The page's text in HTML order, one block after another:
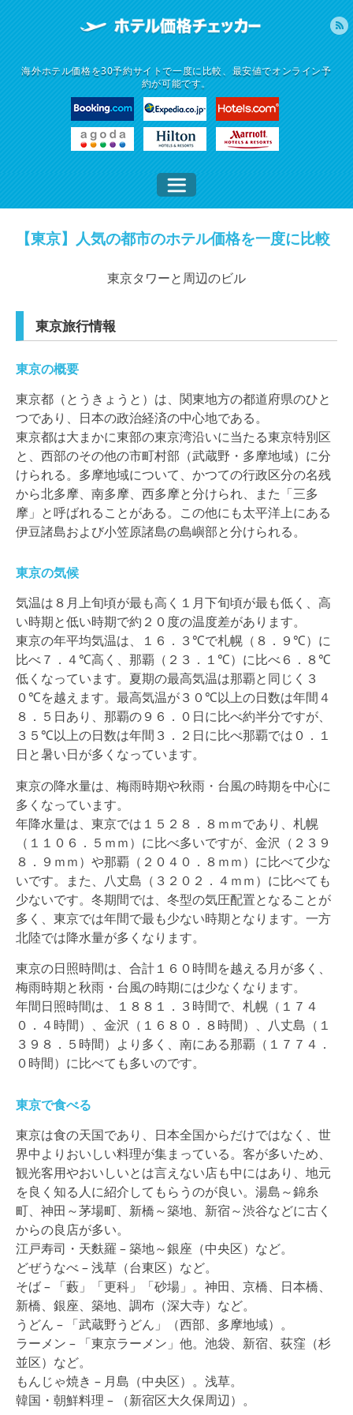
海外ホテル価格を30予約サイトで一度に比較、最安値でオンライン予
約が可能です。
【東京】人気の都市のホテル価格を一度に比較
東京タワーと周辺のビル
東京旅行情報
東京の概要
東京都（とうきょうと）は、関東地方の都道府県のひと
つであり、日本の政治経済の中心地である。
東京都は大まかに東部の東京湾沿いに当たる東京特別区
と、西部のその他の市町村部（武蔵野・多摩地域）に分
けられる。多摩地域について、かつての行政区分の名残
から北多摩、南多摩、西多摩と分けられ、また「三多
摩」と呼ばれることがある。この他にも太平洋上にある
伊豆諸島および小笠原諸島の島嶼部と分けられる。
東京の気候
気温は８月上旬頃が最も高く１月下旬頃が最も低く、高
い時期と低い時期で約２０度の温度差があります。
東京の年平均気温は、１６．３℃で札幌（８．９℃）に
比べ７．４℃高く、那覇（２３．１℃）に比べ６．８℃
低くなっています。夏期の最高気温は那覇と同じく３
０℃を越えます。最高気温が３０℃以上の日数は年間４
８．５日あり、那覇の９６．０日に比べ約半分ですが、
３５℃以上の日数は年間３．２日に比べ那覇では０．１
日と暑い日が多くなっています。
東京の降水量は、梅雨時期や秋雨・台風の時期を中心に
多くなっています。
年降水量は、東京では１５２８．８ｍｍであり、札幌
（１１０６．５ｍｍ）に比べ多いですが、金沢（２３９
８．９ｍｍ）や那覇（２０４０．８ｍｍ）に比べて少な
いです。また、八丈島（３２０２．４ｍｍ）に比べても
少ないです。冬期間では、冬型の気圧配置となることが
多く、東京では年間で最も少ない時期となります。一方
北陸では降水量が多くなります。
東京の日照時間は、合計１６０時間を越える月が多く、
梅雨時期と秋雨・台風の時期には少なくなります。
年間日照時間は、１８８１．３時間で、札幌（１７４
０．４時間）、金沢（１６８０．８時間）、八丈島（１
３９８．５時間）より多く、南にある那覇（１７７４．
０時間）に比べても多いのです。
東京で食べる
東京は食の天国であり、日本全国からだけではなく、世
界中よりおいしい料理が集まっている。客が多いため、
観光客用やおいしいとは言えない店も中にはあり、地元
を良く知る人に紹介してもらうのが良い。湯島～錦糸
町、神田～茅場町、新橋～築地、新宿～渋谷などに古く
からの良店が多い。
江戸寿司・天麩羅 – 築地～銀座（中央区）など。
どぜうなべ – 浅草（台東区）など。
そば – 「藪」「更科」「砂場」。神田、京橋、日本橋、
新橋、銀座、築地、調布（深大寺）など。
うどん – 「武蔵野うどん」（西部、多摩地域）。
ラーメン – 「東京ラーメン」他。池袋、新宿、荻窪（杉
並区）など。
もんじゃ焼き – 月島（中央区）。浅草。
韓国・朝鮮料理 – （新宿区大久保周辺）。